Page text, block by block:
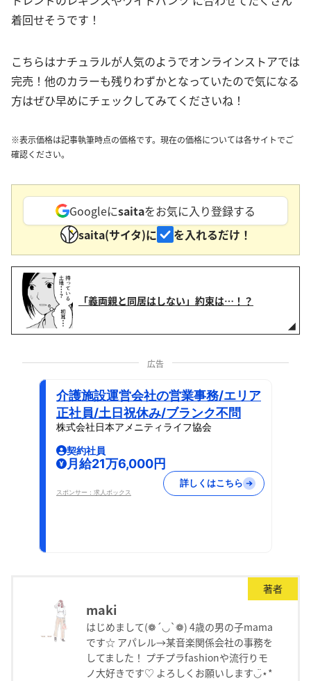
着回せそうです！
こちらはナチュラルが人気のようでオンラインストアでは
完売！他のカラーも残りわずかとなっていたので気になる
方はぜひ早めにチェックしてみてくださいね！
※表示価格は記事執筆時点の価格です。現在の価格については各サイトでご
確認ください。
Googleにsaitaをお気に入り登録する
saita(サイタ)に
を入れるだけ！
「義両親と同居はしない」約束は…！？
広告
介護施設運営会社の営業事務/エリア
正社員/土日祝休み/ブランク不問
株式会社日本アメニティライフ協会
契約社員
月給21万6,000円
スポンサー：求人ボックス
詳しくはこちら
著者
maki
はじめまして(❁´◡`❁) 4歳の男の子mama
です☆ アパレル→某音楽関係会社の事務を
してました！ プチプラfashionや流行りモ
ノ大好きです♡ よろしくお願いします◡̈⋆*